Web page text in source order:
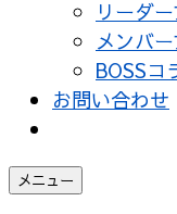
リーダ
メンバ
BOSSコ
お問い合わせ
メニュー